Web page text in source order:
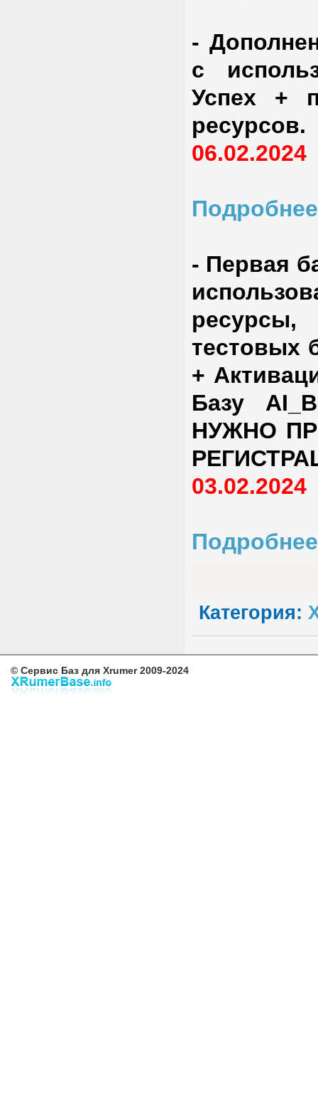
-
с
Успех +
06.02.2024
Подробнее
- Первая
тестовых
+
Базу
НУЖНО
03.02.2024
Подробнее
Категория:
© Сервис Баз для Xrumer 2009-2024